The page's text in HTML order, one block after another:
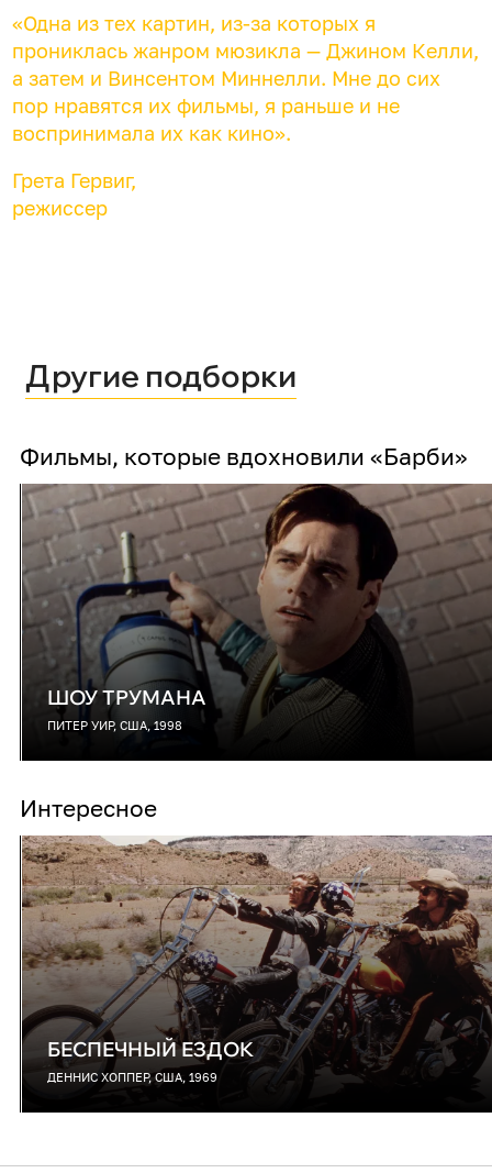
«Одна из тех картин, из-за которых я
прониклась жанром мюзикла — Джином Келли,
а затем и Винсентом Миннелли. Мне до сих
пор нравятся их фильмы, я раньше и не
воспринимала их как кино».
Грета Гервиг,
режиссер
Другие подборки
Фильмы, которые вдохновили «Барби»
ШОУ ТРУМАНА
ПИТЕР УИР, США, 1998
Интересное
БЕСПЕЧНЫЙ ЕЗДОК
ДЕННИС ХОППЕР, США, 1969